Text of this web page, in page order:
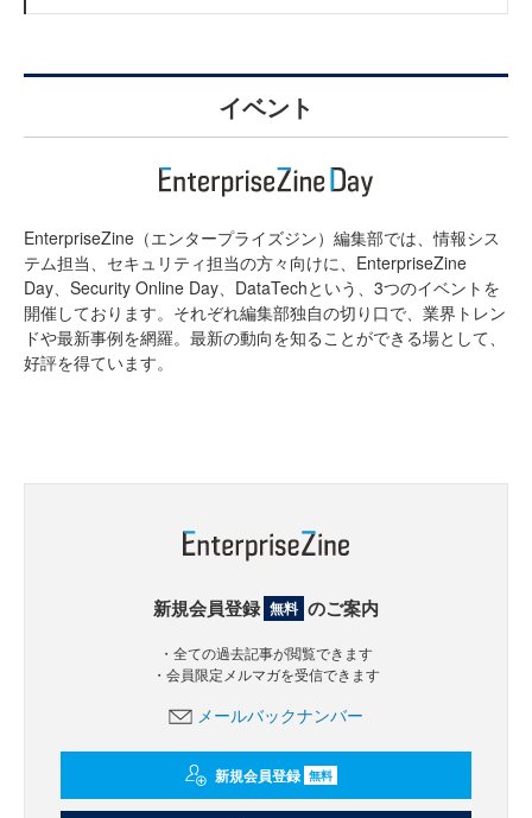
イベント
EnterpriseZine（エンタープライズジン）編集部では、情報シス
テム担当、セキュリティ担当の方々向けに、EnterpriseZine
Day、Security Online Day、DataTechという、3つのイベントを
開催しております。それぞれ編集部独自の切り口で、業界トレン
ドや最新事例を網羅。最新の動向を知ることができる場として、
好評を得ています。
新規会員登録 無料 のご案内
・全ての過去記事が閲覧できます
・会員限定メルマガを受信できます
メールバックナンバー
新規会員登録 無料